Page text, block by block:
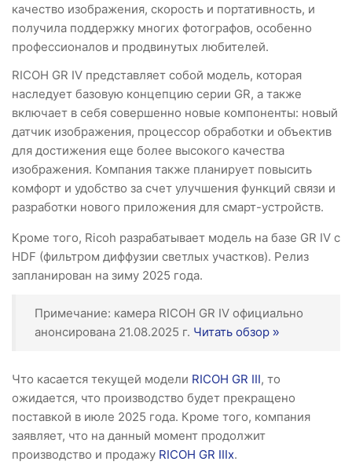
качество изображения, скорость и портативность, и
получила поддержку многих фотографов, особенно
профессионалов и продвинутых любителей.
RICOH GR IV представляет собой модель, которая
наследует базовую концепцию серии GR, а также
включает в себя совершенно новые компоненты: новый
датчик изображения, процессор обработки и объектив
для достижения еще более высокого качества
изображения. Компания также планирует повысить
комфорт и удобство за счет улучшения функций связи и
разработки нового приложения для смарт-устройств.
Кроме того, Ricoh разрабатывает модель на базе GR IV с
HDF (фильтром диффузии светлых участков). Релиз
запланирован на зиму 2025 года.
Примечание: камера RICOH GR IV официально
анонсирована 21.08.2025 г. Читать обзор »
Что касается текущей модели RICOH GR III, то
ожидается, что производство будет прекращено
поставкой в июле 2025 года. Кроме того, компания
заявляет, что на данный момент продолжит
производство и продажу RICOH GR IIIx.